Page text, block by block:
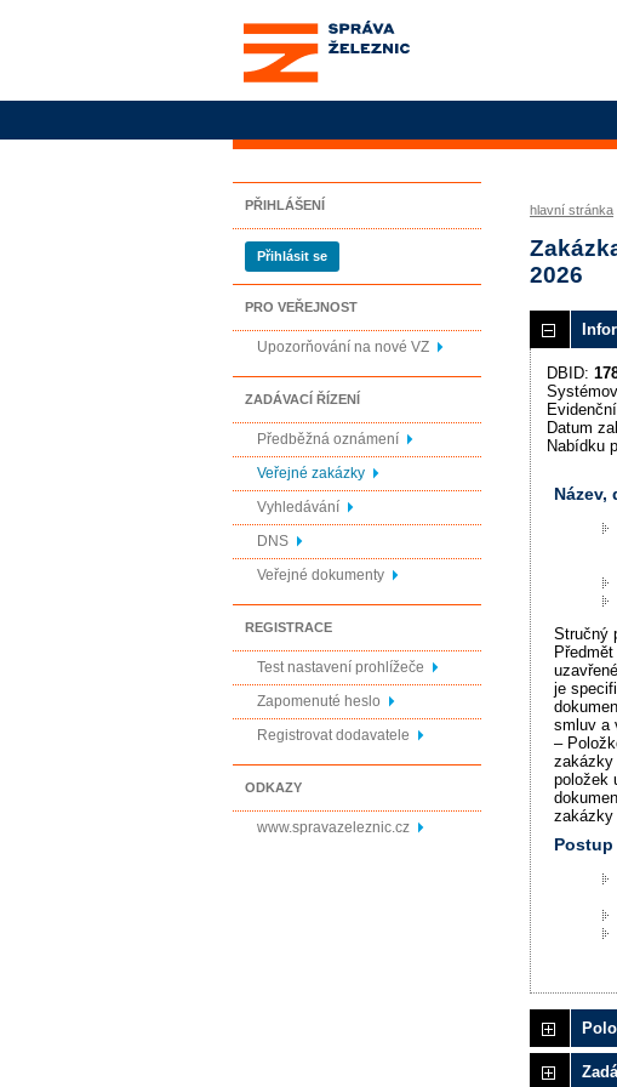
Správa železnic, státní
organizace
PŘIHLÁŠENÍ
Přihlásit se
PRO VEŘEJNOST
Upozorňování na nové VZ
ZADÁVACÍ ŘÍZENÍ
Předběžná oznámení
Veřejné zakázky
Vyhledávání
DNS
Veřejné dokumenty
REGISTRACE
Test nastavení prohlížeče
Zapomenuté heslo
Registrovat dodavatele
ODKAZY
www.spravazeleznic.cz
hlavní stránka
2026
DBID:
Datum
Nabídku
Název,
Stručný
je
smluv a
–
zakázky
položek
zakázky